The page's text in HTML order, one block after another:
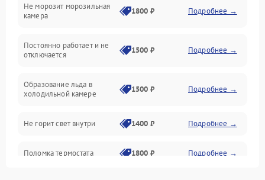
Дренаж
Не морозит морозильная
камера
1800 ₽ Подробнее →
Постоянно работает и не
отключается
1500 ₽ Подробнее →
Образование льда в
холодильной камере
1500 ₽ Подробнее →
Не горит свет внутри 1400 ₽ Подробнее →
Поломка термостата 1800 ₽ Подробнее →